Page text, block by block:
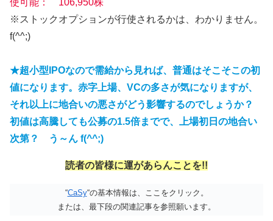
使可能： 106,950株
※ストックオプションが行使されるかは、わかりません。
f(^^;)
★超小型IPOなので需給から見れば、普通はそこそこの初
値になります。赤字上場、VCの多さが気になりますが、
それ以上に地合いの悪さがどう影響するのでしょうか？
初値は高騰しても公募の1.5倍までで、上場初日の地合い
次第？ う～ん f(^^;)
読者の皆様に運があらんことを!!
“CaSy“の基本情報は、ここをクリック。
または、最下段の関連記事を参照願います。